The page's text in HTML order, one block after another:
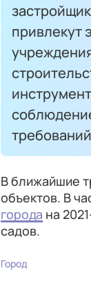
привлекут
В ближайшие
объектов. В
города на
садов.
Город